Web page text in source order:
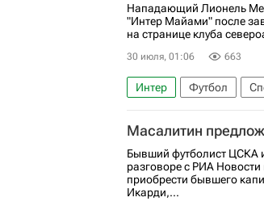
Нападающий Лионель
"Интер Майами" после
на странице клуба
30 июля, 01:06 663
Интер Футбол
Major League Soccer
Масалитин
Бывший футболист ЦСКА
разговоре с РИА
приобрести бывшего
Икарди,...